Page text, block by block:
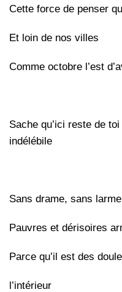
Cette force de penser
Et loin de nos villes
Comme octobre l’est
Sache qu’ici reste de
indélébile
Sans drame, sans larme
Pauvres et dérisoires
Parce qu’il est des
l’intérieur